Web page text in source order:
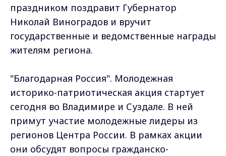
праздником поздравит Губернатор
Николай Виноградов и вручит
государственные и ведомственные награды
жителям региона.
"Благодарная Россия". Молодежная
историко-патриотическая акция стартует
сегодня во Владимире и Суздале. В ней
примут участие молодежные лидеры из
регионов Центра России. В рамках акции
они обсудят вопросы гражданско-